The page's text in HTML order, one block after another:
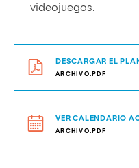
videojuegos.
DESCARGAR EL
ARCHIVO.PDF
VER CALENDARIO
ARCHIVO.PDF